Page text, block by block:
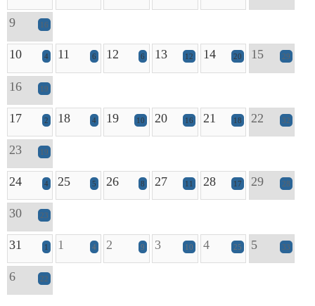
9 16
10 4 11 6 12 6 13 12 14 20 15 29
16 19
17 2 18 4 19 10 20 16 21 18 22 32
23 19
24 4 25 5 26 8 27 11 28 17 29 28
30 23
31 1 1 4 2 9 3 10 4 25 5 33
6 22